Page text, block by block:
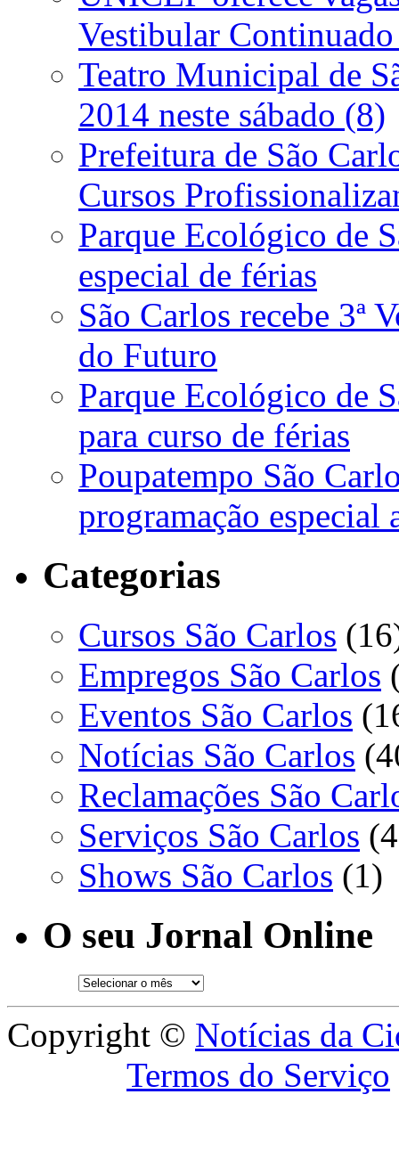
Vestibular
Teatro Municipal de
2014 neste sábado (8)
Prefeitura de São
Cursos
Parque Ecológico de
especial de férias
São Carlos recebe 3ª
do Futuro
Parque Ecológico de
para curso de férias
Poupatempo São
programação especial
Categorias
Cursos São Carlos
Empregos São Carlos
Eventos São Carlos
Notícias São Carlos
Reclamações São
Serviços São Carlos
Shows São Carlos (1)
O seu Jornal Online
Copyright © Notícias da
Termos do Serviço